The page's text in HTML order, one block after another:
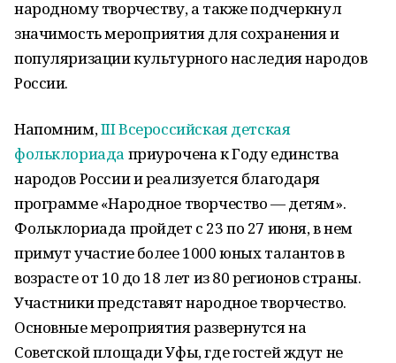
народному творчеству, а также подчеркнул
значимость мероприятия для сохранения и
популяризации культурного наследия народов
России.
Напомним,III Всероссийская детская
фольклориада приурочена к Году единства
народов России и реализуется благодаря
программе «Народное творчество — детям».
Фольклориада пройдет с 23 по 27 июня, в нем
примут участие более 1000 юных талантов в
возрасте от 10 до 18 лет из 80 регионов страны.
Участники представят народное творчество.
Основные мероприятия развернутся на
Советской площади Уфы, где гостей ждут не